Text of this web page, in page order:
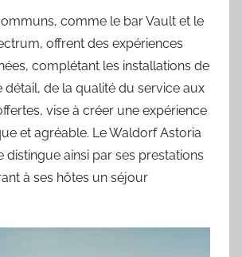
comme le bar Vault et le
offrent des expériences
complétant les installations de
détail, de la qualité du service aux
vise à créer une expérience
et agréable. Le Waldorf Astoria
distingue ainsi par ses prestations
à ses hôtes un séjour